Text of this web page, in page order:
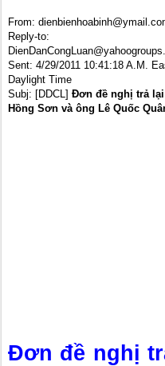
From:
Reply-to:
Sent: 4/29/2011 10:41:18 A.M.
Daylight Time
Subj: [DDCL] Đơn đề nghị trả
Hồng Sơn và ông Lê Quốc
Đơn đề nghị